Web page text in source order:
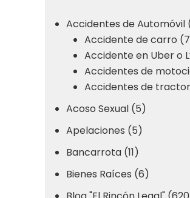
Accidentes de Automóvil
Accidente de carro
Accidente en Uber o
Accidentes de
Accidentes de
Acoso Sexual (5)
Apelaciones (5)
Bancarrota (11)
Bienes Raíces (6)